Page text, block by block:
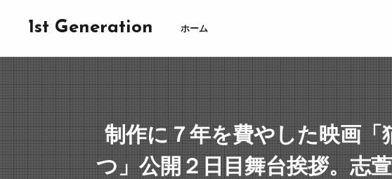
1st Generation ホーム
制作に７年を費やした映画「
つ」公開２日目舞台挨拶。志萱